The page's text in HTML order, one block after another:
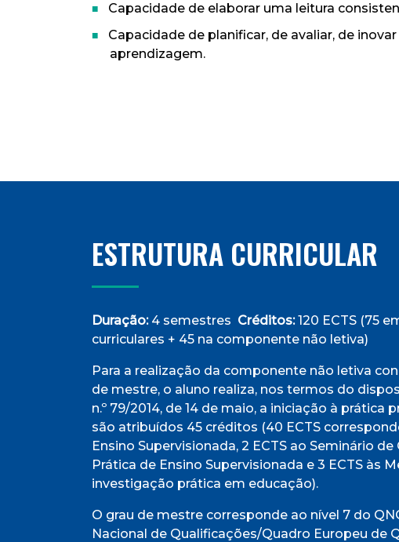
Capacidade de elaborar uma leitura
Capacidade de planificar, de avaliar, de
aprendizagem.
ESTRUTURA CURRICULAR
Duração:4 semestres Créditos:120 ECTS (75
curriculares + 45 na componente não letiva)
Para a realização da componente não letiva
de mestre, o aluno realiza, nos termos do
n.º 79/2014, de 14 de maio, a iniciação à prática
são atribuídos 45 créditos (40 ECTS
Ensino Supervisionada, 2 ECTS ao Seminário
Prática de Ensino Supervisionada e 3 ECTS às
investigação prática em educação).
O grau de mestre corresponde ao nível 7 do
Nacional de Qualificações/Quadro Europeu de